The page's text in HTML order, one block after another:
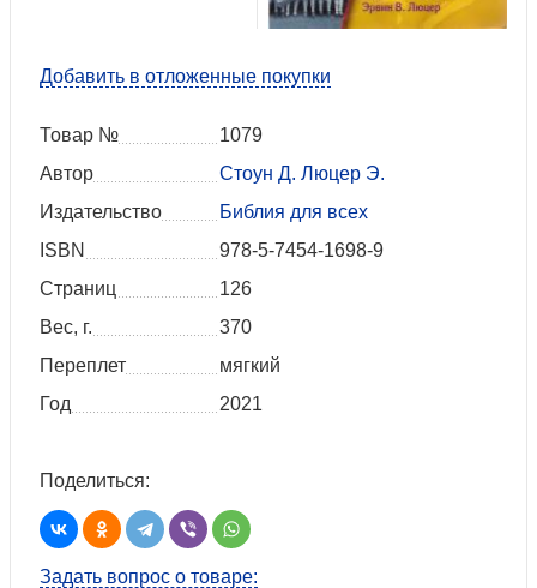
Добавить в отложенные покупки
Товар №
1079
Автор
Стоун Д. Люцер Э.
Издательство
Библия для всех
ISBN
978-5-7454-1698-9
Страниц
126
Вес, г.
370
Переплет
мягкий
Год
2021
Поделиться:
Задать вопрос о товаре: